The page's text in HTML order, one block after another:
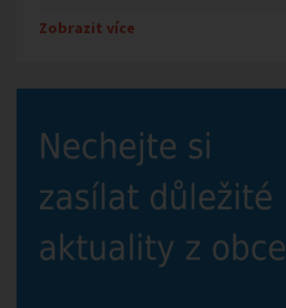
Zobrazit více